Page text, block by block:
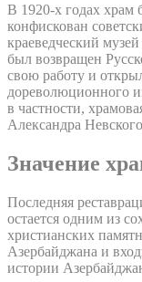
В 1920-х годах храм
конфискован
краеведческий
был возвращен
свою работу и
дореволюционного
в частности,
Александра
Значение
Последняя
остается одним из
христианских
Азербайджана и
истории